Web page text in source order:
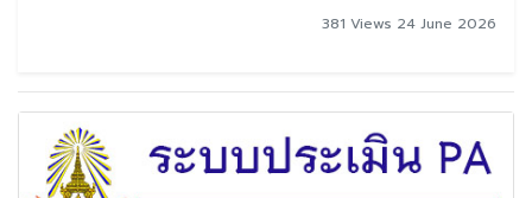
381 Views 24 June 2026